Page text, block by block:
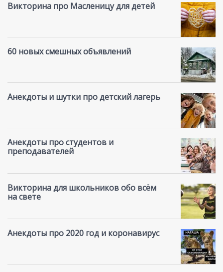
Викторина про Масленицу для детей
60 новых смешных объявлений
Анекдоты и шутки про детский лагерь
Анекдоты про студентов и
преподавателей
Викторина для школьников обо всём
на свете
Анекдоты про 2020 год и коронавирус